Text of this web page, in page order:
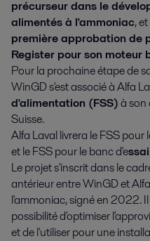
précurseur dans le
alimentés à l'ammoniac,
première approbation de
Register pour son moteur
Pour la prochaine étape de
WinGD s'est associé à Alfa
d'alimentation (FSS)à son
Suisse.
Alfa Laval livrera le FSS pour
et le FSS pour le banc d'e
Le projet s'inscrit dans le
antérieur entre WinGD et
l'ammoniac, signé en 2022.
possibilité d'optimiser
et de l'utiliser pour une